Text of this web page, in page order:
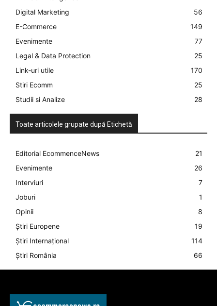
Digital Marketing
56
E-Commerce
149
Evenimente
77
Legal & Data Protection
25
Link-uri utile
170
Stiri Ecomm
25
Studii si Analize
28
Toate articolele grupate după Etichetă
Editorial EcommenceNews
21
Evenimente
26
Interviuri
7
Joburi
1
Opinii
8
Știri Europene
19
Știri Internațional
114
Știri România
66